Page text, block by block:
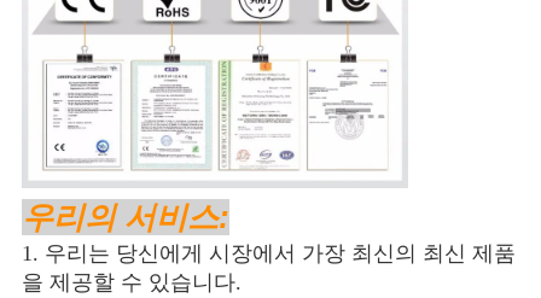
우리의 서비스:
1. 우리는 당신에게 시장에서 가장 최신의 최신 제품
을 제공할 수 있습니다.